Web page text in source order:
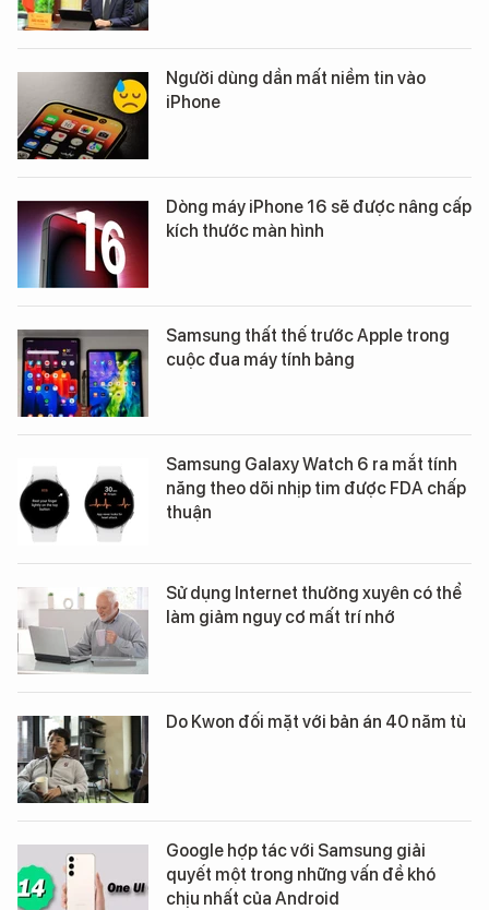
Người dùng dần mất niềm tin vào
iPhone
Dòng máy iPhone 16 sẽ được nâng cấp
kích thước màn hình
Samsung thất thế trước Apple trong
cuộc đua máy tính bảng
Samsung Galaxy Watch 6 ra mắt tính
năng theo dõi nhịp tim được FDA chấp
thuận
Sử dụng Internet thường xuyên có thể
làm giảm nguy cơ mất trí nhớ
Do Kwon đối mặt với bản án 40 năm tù
Google hợp tác với Samsung giải
quyết một trong những vấn đề khó
chịu nhất của Android